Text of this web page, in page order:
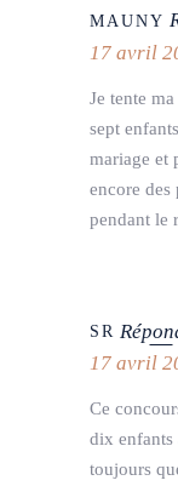
MAUNY
17 avril
Je tente
sept
mariage et
encore des
pendant le
SR
17 avril
Ce
dix enfants
toujours